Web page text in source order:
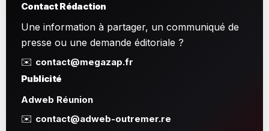
Contact Rédaction
Une information à partager, un communiqué de
presse ou une demande éditoriale ?
✉️ contact@megazap.fr
Publicité
Adweb Réunion
✉️ contact@adweb-outremer.re